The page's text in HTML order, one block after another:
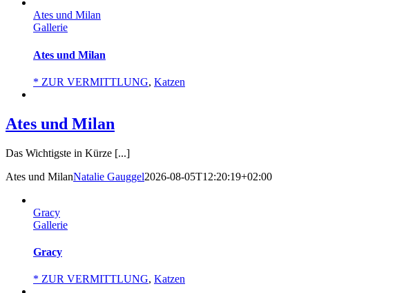
Ates und Milan
Gallerie
Ates und Milan
* ZUR VERMITTLUNG, Katzen
Ates und Milan
Das Wichtigste in Kürze [...]
Ates und MilanNatalie Gauggel2026-08-05T12:20:19+02:00
Gracy
Gallerie
Gracy
* ZUR VERMITTLUNG, Katzen